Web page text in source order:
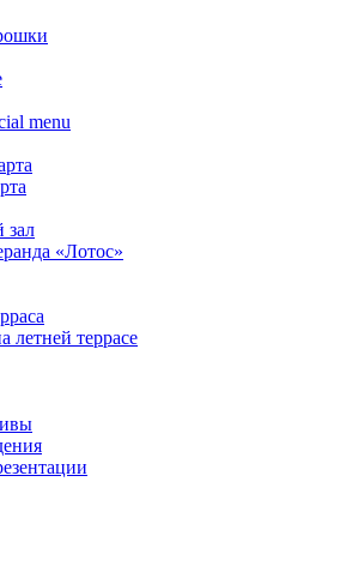
menu
зал
«Лотос»
летней террасе